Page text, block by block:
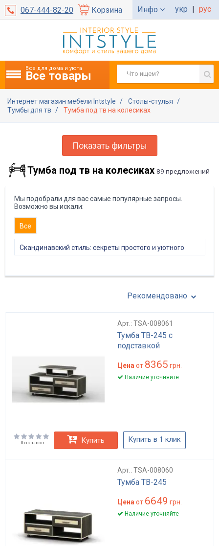
067-444-82-20 Корзина Инфо укр | рус
Все для дома и уюта
Все товары
Интернет магазин мебели Intstyle
Столы-стулья
Тумбы для тв
Тумба под тв на колесиках
Показать фильтры
Тумба под тв на колесиках 89 предложений
Мы подобрали для вас самые популярные запросы.
Возможно вы искали:
Все
Скандинавский стиль: секреты простого и уютного
Рекомендовано
Арт.: TSA-008061
Тумба ТВ-245 с
подставкой
Цена от 8365 грн.
Наличие уточняйте
0 отзывов Купить Купить в 1 клик
Арт.: TSA-008060
Тумба ТВ-245
Цена от 6649 грн.
Наличие уточняйте